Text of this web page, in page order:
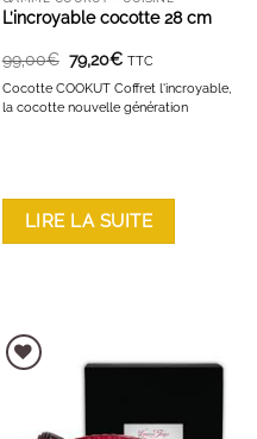
L’incroyable cocotte 28 cm
99,00€ Le
prix
initial
était :
99,00€.
79,20€Le
actuel
est :
79,20€.
TTC
Cocotte COOKUT Coffret l'incroyable,
la cocotte nouvelle génération
LIRE LA SUITE